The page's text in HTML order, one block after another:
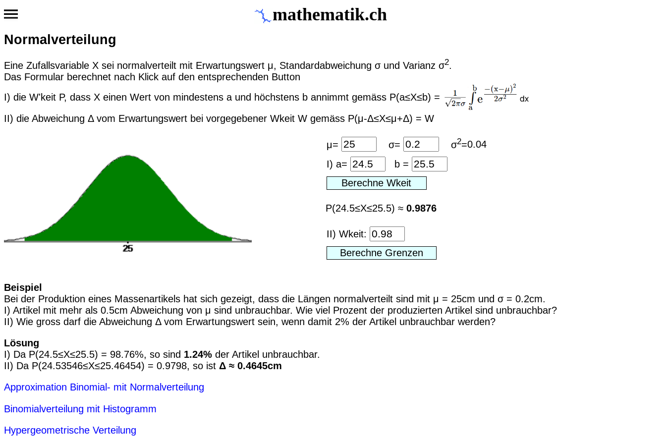
mathematik.ch
Normalverteilung
Eine Zufallsvariable X sei normalverteilt mit Erwartungswert μ, Standard­abweichung σ und Varianz σ2.
Das Formular berechnet nach Klick auf den entsprechenden Button
I) die W'keit P, dass X einen Wert von mindestens a und höchstens b annimmt gemäss P(a≤X≤b) =
II) die Abweichung Δ vom Erwartungswert bei vorgegebener Wkeit W gemäss P(μ-Δ≤X≤μ+Δ) = W
μ= σ= σ2=0.04
I) a=
b =
P(24.5≤X≤25.5) ≈0.9876
II) Wkeit:
Beispiel
Bei der Produktion eines Massenartikels hat sich gezeigt, dass die Längen normalverteilt sind mit μ = 25cm und σ = 0.2cm.
I) Artikel mit mehr als 0.5cm Abweichung von μ sind unbrauchbar. Wie viel Prozent der produzierten Artikel sind unbrauchbar?
II) Wie gross darf die Abweichung Δ vom Erwartungswert sein, wenn damit 2% der Artikel unbrauchbar werden?
Lösung
I) Da P(24.5≤X≤25.5) = 98.76%, so sind 1.24% der Artikel unbrauchbar.
II) Da P(24.53546≤X≤25.46454) = 0.9798, so ist Δ ≈ 0.4645cm
Approximation Binomial- mit Normalverteilung
Binomialverteilung mit Histogramm
Hypergeometrische Verteilung